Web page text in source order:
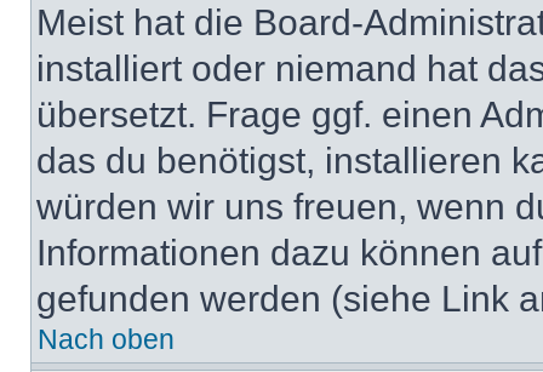
Meist hat die Board-
installiert oder niemand hat
übersetzt. Frage ggf. einen
das du benötigst, installieren
würden wir uns freuen, wenn
Informationen dazu können
gefunden werden (siehe Link
Nach oben